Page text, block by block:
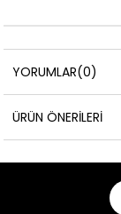
YORUMLAR(0)
ÜRÜN ÖNERILERI